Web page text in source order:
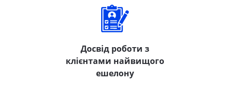
Досвід роботи з
клієнтами найвищого
ешелону